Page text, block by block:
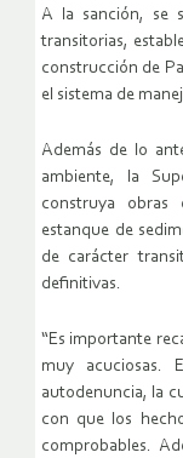
A la sanción, se
transitorias,
construcción de
el sistema de
Además de lo
ambiente, la
construya obras
estanque de
de carácter
definitivas.
“Es importante
muy acuciosas.
autodenuncia, la
con que los
comprobables.